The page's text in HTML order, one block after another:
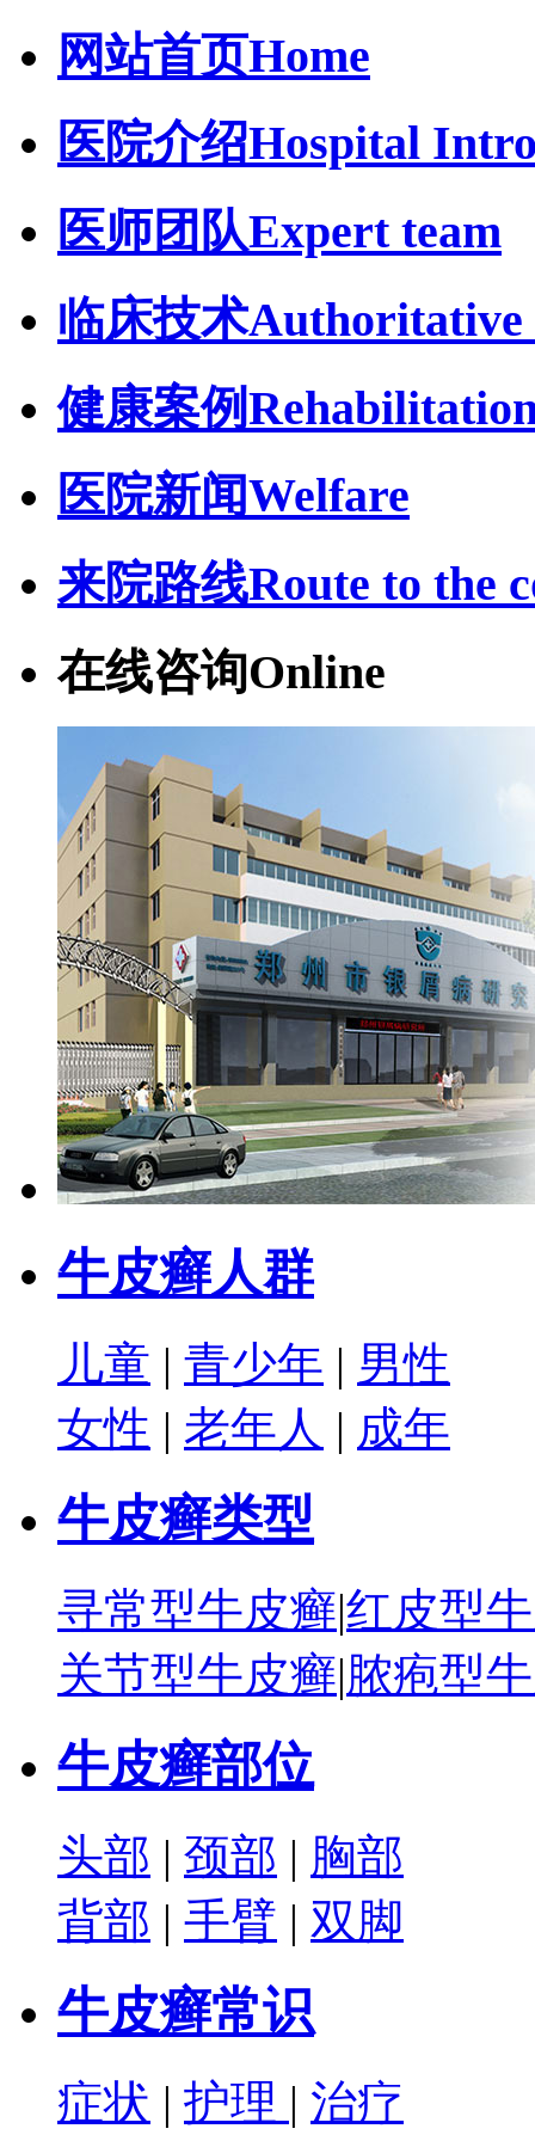
网站首页Home
医院介绍Hospital
医师团队Expert team
临床技术Authoritative
健康案例
医院新闻Welfare
来院路线Route to the
在线咨询Online
牛皮癣人群
儿童 | 青少年 | 男性
女性 | 老年人 | 成年
牛皮癣类型
寻常型牛皮癣|红皮型
关节型牛皮癣|脓疱型
牛皮癣部位
头部 | 颈部 | 胸部
背部 | 手臂 | 双脚
牛皮癣常识
症状 | 护理 | 治疗